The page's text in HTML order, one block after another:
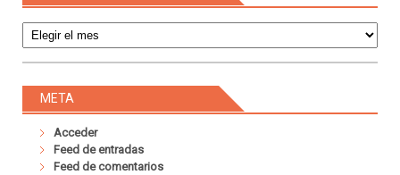
META
Acceder
Feed de entradas
Feed de comentarios